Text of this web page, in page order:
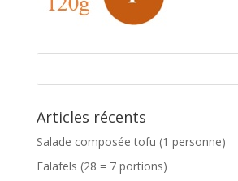
Articles récents
Salade composée tofu (1 personne)
Falafels (28 = 7 portions)